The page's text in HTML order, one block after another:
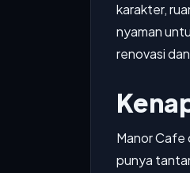
karakter,
nyaman
renovasi
Manor Cafe
punya